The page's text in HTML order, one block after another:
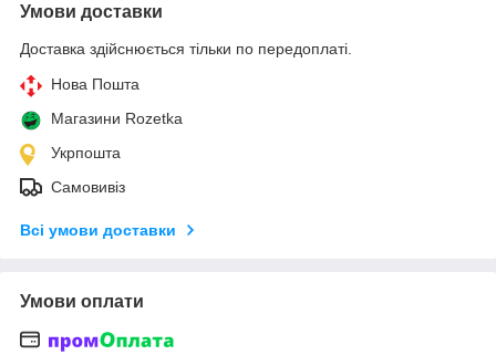
Умови доставки
Доставка здійснюється тільки по передоплаті.
Нова Пошта
Магазини Rozetka
Укрпошта
Самовивіз
Всі умови доставки
Умови оплати